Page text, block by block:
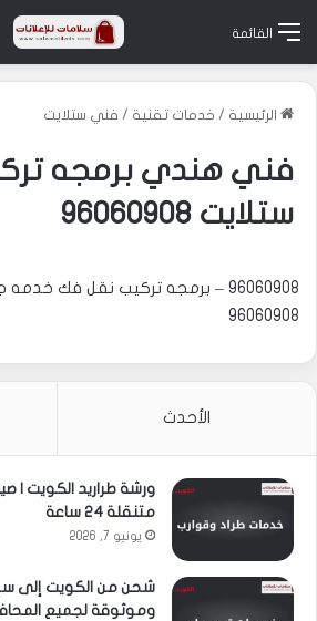
القائمة
الرئيسية / خدمات تقنية / فني ستلايت
فني هندي برمجه
ستلايت 96060908
96060908 – برمجه تركيب نقل فك
96060908
الأحدث
ورشة طراريد الكويت |
متنقلة 24 ساعة
يونيو 7, 2026
شحن من الكويت إلى
وموثوقة لجميع